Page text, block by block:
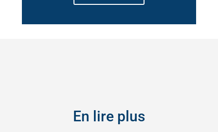
En lire plus